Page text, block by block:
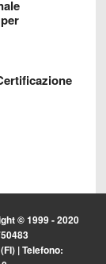
© 1999 - 2020
| Telefono: